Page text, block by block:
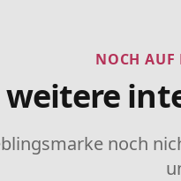
NOCH AUF
weitere
noch